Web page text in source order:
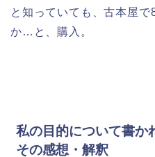
と知っていても、古本屋
か…と、購入。
私の目的について書か
その感想・解釈